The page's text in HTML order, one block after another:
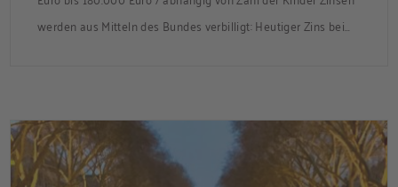
werden aus Mitteln des Bundes verbilligt: Heutiger Zins bei
Förderzusage / Sanierung in Einzelmaßnahmen […]